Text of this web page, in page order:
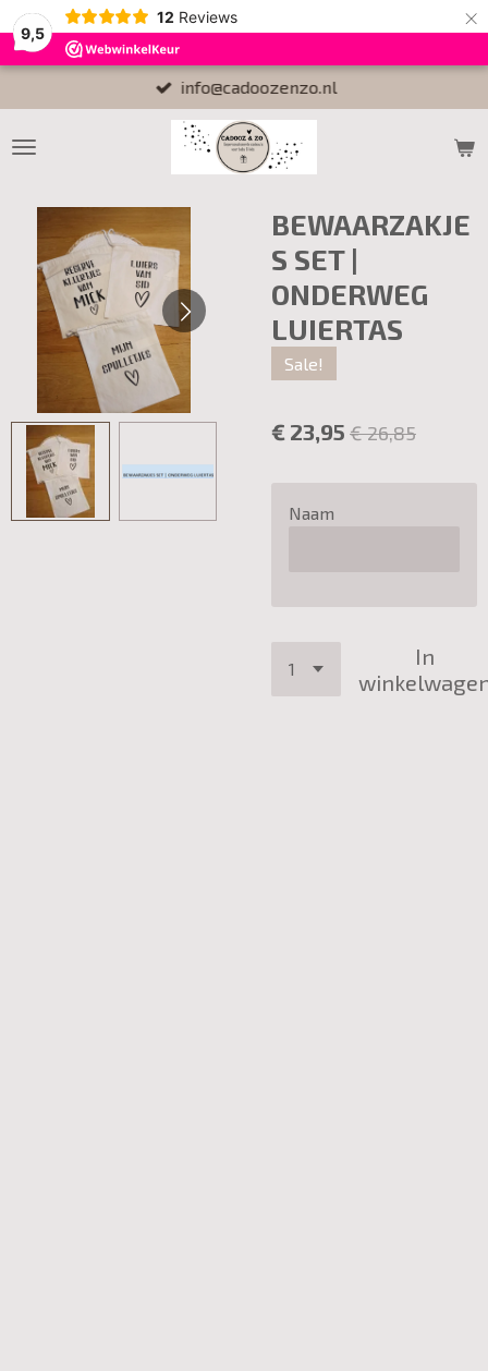
9,5
12 Reviews ×
info@cadoozenzo.nl
BEWAARZAKJE
S SET |
ONDERWEG
LUIERTAS
Sale!
€ 23,95 € 26,85
Naam
In